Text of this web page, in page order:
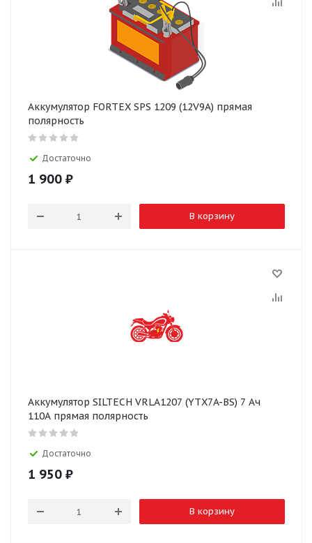
Аккумулятор FORTEX SPS 1209 (12V9A) прямая
полярность
Достаточно
1 900 ₽
В корзину
Аккумулятор SILTECH VRLA1207 (YTX7A-BS) 7 Ач
110А прямая полярность
Достаточно
1 950 ₽
В корзину